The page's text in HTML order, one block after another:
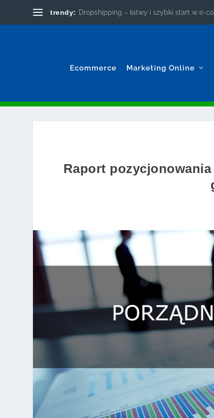
trendy: Dropshipping – łatwy i szybki start w e-
Ecommerce Marketing Online
Raport